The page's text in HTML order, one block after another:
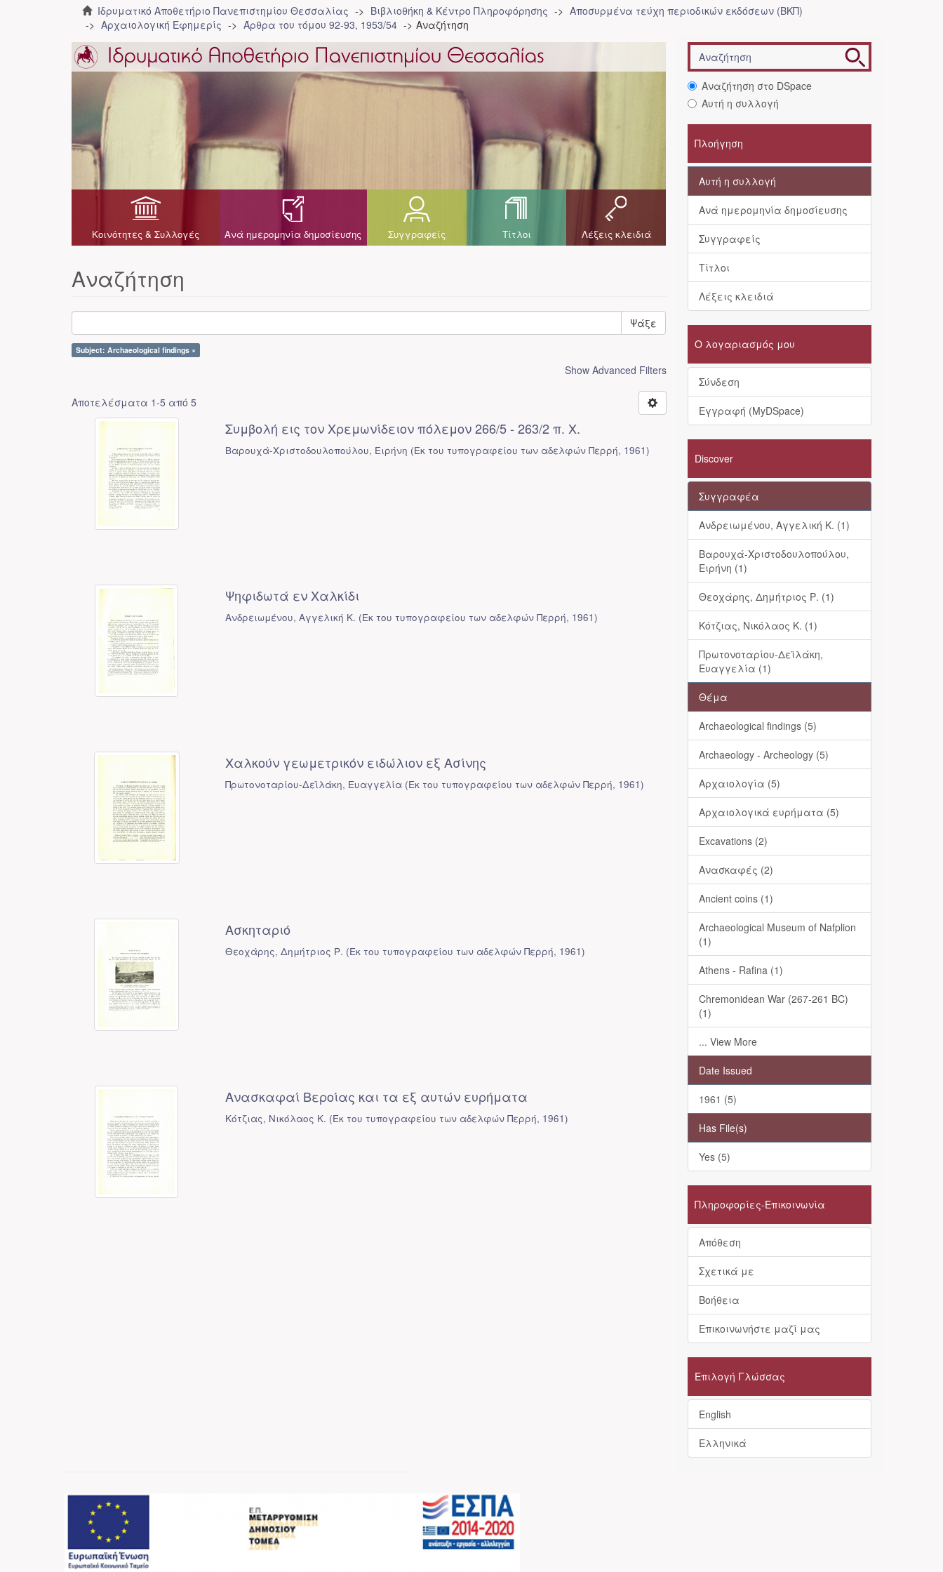
Ιδρυματικό Αποθετήριο Πανεπιστημίου Θεσσαλίας Βιβλιοθήκη & Κέντρο Πληροφόρησης
Αποσυρμένα τεύχη περιοδικών εκδόσεων (ΒΚΠ)
Αρχαιολογική Εφημερίς
Άρθρα του τόμου 92-93, 1953/54 Αναζήτηση
Κοινότητες & Συλλογές Ανά ημερομηνία δημοσίευσης Συγγραφείς Τίτλοι Λέξεις κλειδιά
Αναζήτηση
Ψάξε
Subject: Archaeological findings ×
Show Advanced Filters
Αποτελέσματα 1-5 από 5
Συμβολή εις τον Χρεμωνίδειον πόλεμον 266/5 - 263/2 π. X.
Βαρουχά-Χριστοδουλοπούλου, Ειρήνη (Εκ του τυπογραφείου των αδελφών Περρή, 1961)
Ψηφιδωτά εν Χαλκίδι
Ανδρειωμένου, Αγγελική Κ. (Εκ του τυπογραφείου των αδελφών Περρή, 1961)
Χαλκούν γεωμετρικόν ειδώλιον εξ Ασίνης
Πρωτονοταρίου-Δεϊλάκη, Ευαγγελία (Εκ του τυπογραφείου των αδελφών Περρή, 1961)
Ασκηταριό
Θεοχάρης, Δημήτριος Ρ. (Εκ του τυπογραφείου των αδελφών Περρή, 1961)
Ανασκαφαί Βεροίας και τα εξ αυτών ευρήματα
Κότζιας, Νικόλαος Κ. (Εκ του τυπογραφείου των αδελφών Περρή, 1961)
Αναζήτηση στο DSpace
Αυτή η συλλογή
Πλοήγηση
Αυτή η συλλογή
Ανά ημερομηνία δημοσίευσης
Συγγραφείς
Τίτλοι
Λέξεις κλειδιά
Ο λογαριασμός μου
Σύνδεση
Εγγραφή (MyDSpace)
Discover
Συγγραφέα
Ανδρειωμένου, Αγγελική Κ. (1)
Βαρουχά-Χριστοδουλοπούλου,
Ειρήνη (1)
Θεοχάρης, Δημήτριος Ρ. (1)
Κότζιας, Νικόλαος Κ. (1)
Πρωτονοταρίου-Δεϊλάκη,
Ευαγγελία (1)
Θέμα
Archaeological findings (5)
Archaeology - Archeology (5)
Αρχαιολογία (5)
Αρχαιολογικά ευρήματα (5)
Excavations (2)
Ανασκαφές (2)
Ancient coins (1)
Archaeological Museum of Nafplion
(1)
Athens - Rafina (1)
Chremonidean War (267-261 BC)
(1)
... View More
Date Issued
1961 (5)
Has File(s)
Yes (5)
Πληροφορίες-Επικοινωνία
Απόθεση
Σχετικά με
Βοήθεια
Επικοινωνήστε μαζί μας
Επιλογή Γλώσσας
English
Ελληνικά